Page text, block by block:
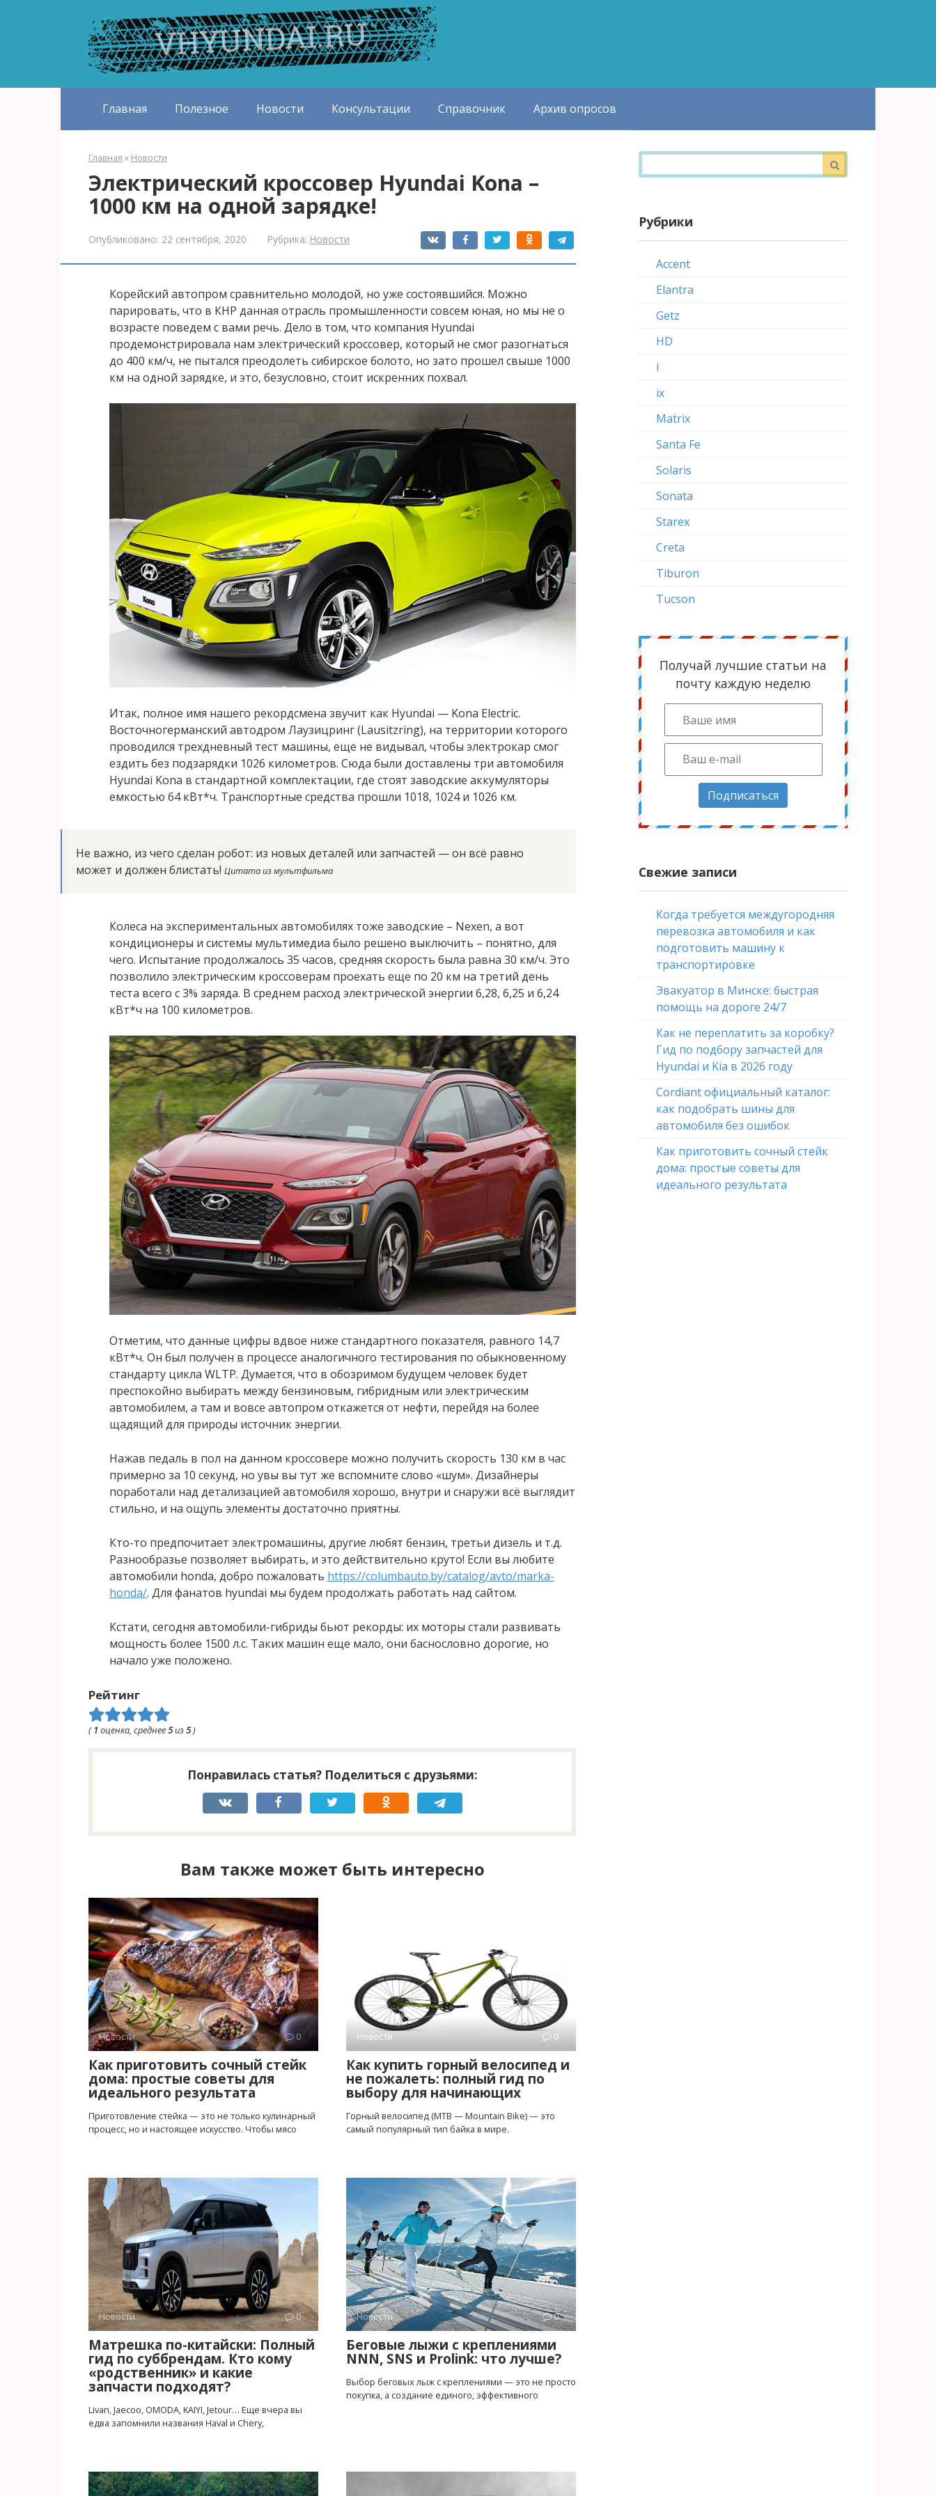
Главная Полезное Новости Консультации Справочник Архив опросов
Главная » Новости
Электрический кроссовер Hyundai Kona –
1000 км на одной зарядке!
Опубликовано: 22 сентября, 2020 Рубрика: Новости
Корейский автопром сравнительно молодой, но уже состоявшийся. Можно
парировать, что в КНР данная отрасль промышленности совсем юная, но мы не о
возрасте поведем с вами речь. Дело в том, что компания Hyundai
продемонстрировала нам электрический кроссовер, который не смог разогнаться
до 400 км/ч, не пытался преодолеть сибирское болото, но зато прошел свыше 1000
км на одной зарядке, и это, безусловно, стоит искренних похвал.
Итак, полное имя нашего рекордсмена звучит как Hyundai — Kona Electric.
Восточногерманский автодром Лаузицринг (Lausitzring), на территории которого
проводился трехдневный тест машины, еще не видывал, чтобы электрокар смог
ездить без подзарядки 1026 километров. Сюда были доставлены три автомобиля
Hyundai Kona в стандартной комплектации, где стоят заводские аккумуляторы
емкостью 64 кВт*ч. Транспортные средства прошли 1018, 1024 и 1026 км.
Не важно, из чего сделан робот: из новых деталей или запчастей — он всё равно
может и должен блистать! Цитата из мультфильма
Колеса на экспериментальных автомобилях тоже заводские – Nexen, а вот
кондиционеры и системы мультимедиа было решено выключить – понятно, для
чего. Испытание продолжалось 35 часов, средняя скорость была равна 30 км/ч. Это
позволило электрическим кроссоверам проехать еще по 20 км на третий день
теста всего с 3% заряда. В среднем расход электрической энергии 6,28, 6,25 и 6,24
кВт*ч на 100 километров.
Отметим, что данные цифры вдвое ниже стандартного показателя, равного 14,7
кВт*ч. Он был получен в процессе аналогичного тестирования по обыкновенному
стандарту цикла WLTP. Думается, что в обозримом будущем человек будет
преспокойно выбирать между бензиновым, гибридным или электрическим
автомобилем, а там и вовсе автопром откажется от нефти, перейдя на более
щадящий для природы источник энергии.
Нажав педаль в пол на данном кроссовере можно получить скорость 130 км в час
примерно за 10 секунд, но увы вы тут же вспомните слово «шум». Дизайнеры
поработали над детализацией автомобиля хорошо, внутри и снаружи всё выглядит
стильно, и на ощупь элементы достаточно приятны.
Кто-то предпочитает электромашины, другие любят бензин, третьи дизель и т.д.
Разнообразье позволяет выбирать, и это действительно круто! Если вы любите
автомобили honda, добро пожаловать https://columbauto.by/catalog/avto/marka-
honda/. Для фанатов hyundai мы будем продолжать работать над сайтом.
Кстати, сегодня автомобили-гибриды бьют рекорды: их моторы стали развивать
мощность более 1500 л.с. Таких машин еще мало, они баснословно дорогие, но
начало уже положено.
Рейтинг
( 1 оценка, среднее5из5)
Понравилась статья? Поделиться с друзьями:
Вам также может быть интересно
Новости 0
Как приготовить сочный стейк
дома: простые советы для
идеального результата
Приготовление стейка — это не только кулинарный
процесс, но и настоящее искусство. Чтобы мясо
Новости 0
Как купить горный велосипед и
не пожалеть: полный гид по
выбору для начинающих
Горный велосипед (MTB — Mountain Bike) — это
самый популярный тип байка в мире.
Новости 0
Матрешка по-китайски: Полный
гид по суббрендам. Кто кому
«родственник» и какие
запчасти подходят?
Livan, Jaecoo, OMODA, KAIYI, Jetour… Еще вчера вы
едва запомнили названия Haval и Chery,
Новости 0
Беговые лыжи с креплениями
NNN, SNS и Prolink: что лучше?
Выбор беговых лыж с креплениями — это не просто
покупка, а создание единого, эффективного
Поиск:
Рубрики
Accent
Elantra
Getz
HD
i
ix
Matrix
Santa Fe
Solaris
Sonata
Starex
Creta
Tiburon
Tucson
Получай лучшие статьи на
почту каждую неделю
Подписаться
Свежие записи
Когда требуется междугородняя
перевозка автомобиля и как
подготовить машину к
транспортировке
Эвакуатор в Минске: быстрая
помощь на дороге 24/7
Как не переплатить за коробку?
Гид по подбору запчастей для
Hyundai и Kia в 2026 году
Cordiant официальный каталог:
как подобрать шины для
автомобиля без ошибок
Как приготовить сочный стейк
дома: простые советы для
идеального результата